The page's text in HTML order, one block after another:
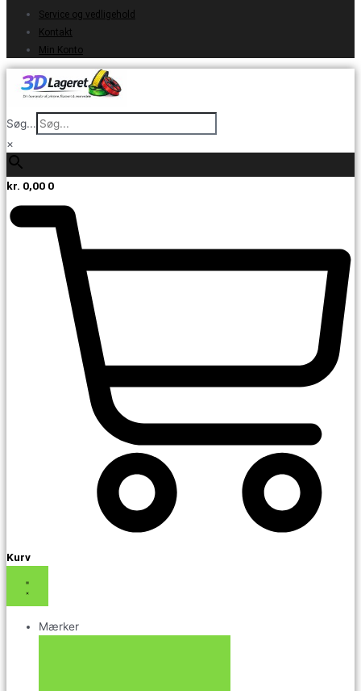
Service og vedligehold
Kontakt
Min Konto
Søg...
×
kr. 0,00 0
Kurv
Mærker